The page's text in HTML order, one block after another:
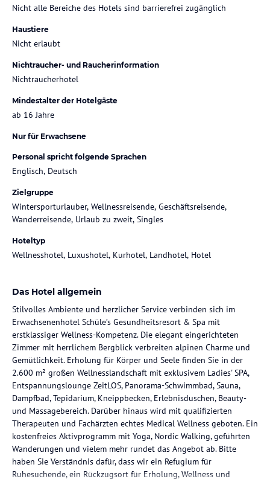
Nicht alle Bereiche des Hotels sind barrierefrei zugänglich
Haustiere
Nicht erlaubt
Nichtraucher- und Raucherinformation
Nichtraucherhotel
Mindestalter der Hotelgäste
ab 16 Jahre
Nur für Erwachsene
Personal spricht folgende Sprachen
Englisch, Deutsch
Zielgruppe
Wintersporturlauber, Wellnessreisende, Geschäftsreisende,
Wanderreisende, Urlaub zu zweit, Singles
Hoteltyp
Wellnesshotel, Luxushotel, Kurhotel, Landhotel, Hotel
Das Hotel allgemein
Stilvolles Ambiente und herzlicher Service verbinden sich im
Erwachsenenhotel Schüle’s Gesundheitsresort & Spa mit
erstklassiger Wellness-Kompetenz. Die elegant eingerichteten
Zimmer mit herrlichem Bergblick verbreiten alpinen Charme und
Gemütlichkeit. Erholung für Körper und Seele finden Sie in der
2.600 m² großen Wellnesslandschaft mit exklusivem Ladies' SPA,
Entspannungslounge ZeitLOS, Panorama-Schwimmbad, Sauna,
Dampfbad, Tepidarium, Kneippbecken, Erlebnisduschen, Beauty-
und Massagebereich. Darüber hinaus wird mit qualifizierten
Therapeuten und Fachärzten echtes Medical Wellness geboten. Ein
kostenfreies Aktivprogramm mit Yoga, Nordic Walking, geführten
Wanderungen und vielem mehr rundet das Angebot ab. Bitte
haben Sie Verständnis dafür, dass wir ein Refugium für
Ruhesuchende, ein Rückzugsort für Erholung, Wellness und